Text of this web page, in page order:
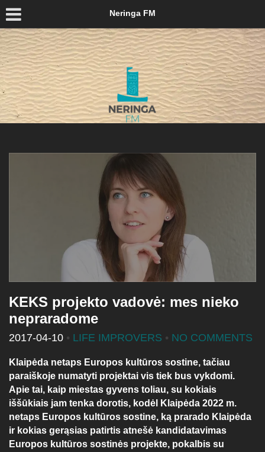
Neringa FM
KEKS projekto vadovė: mes nieko
nepraradome
2017-04-10 • LIFE IMPROVERS • NO COMMENTS
Klaipėda netaps Europos kultūros sostine, tačiau
paraiškoje numatyti projektai vis tiek bus vykdomi.
Apie tai, kaip miestas gyvens toliau, su kokiais
iššūkiais jam tenka dorotis, kodėl Klaipėda 2022 m.
netaps Europos kultūros sostine, ką prarado Klaipėda
ir kokias gerąsias patirtis atnešė kandidatavimas
Europos kultūros sostinės projekte, pokalbis su